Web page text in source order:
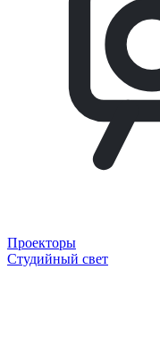
Проекторы
Студийный свет